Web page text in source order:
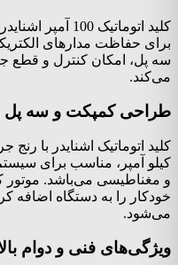
برای حفاظت مدارهای
سه پل، امکان کنترل و قطع
می‌کند.
طراحی کمپکت و سه پل
کیلو آمپر، مناسب برای
و مغناطیسی می‌باشد. موتور
خودکار را به دستگاه اضافه
می‌شود.
ویژگی‌های فنی و دوام